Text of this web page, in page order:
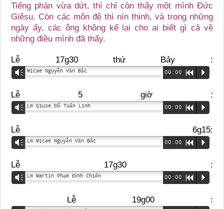
Tiếng phán vừa dứt, thì chỉ còn thấy một mình Đức
Giêsu. Còn các môn đệ thì nín thinh, và trong những
ngày ấy, các ông không kể lại cho ai biết gì cả về
những điều mình đã thấy.
Lễ 17g30 thứ Bảy :
Vm Micae Nguyễn Văn Bắc 00:00 R P
Lễ 5 giờ :
Vm Lm Giuse Đỗ Tuấn Linh 00:00 R P
Lễ 6g15:
Vm Lm Micae Nguyễn Văn Bắc 00:00 R P
Lễ 17g30 :
Vm Lm Martin Phạm Đình Chiến 00:00 R P
Lễ 19g00 :